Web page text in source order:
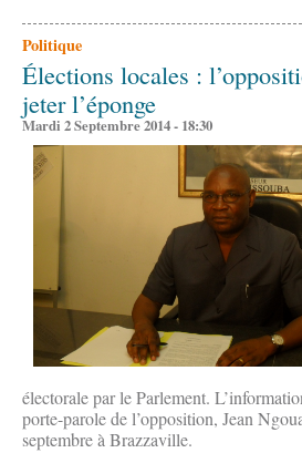
Politique
Élections locales :
jeter l’éponge
Mardi 2 Septembre 2014 - 18:30
électorale par le Parlement.
porte-parole de l’opposition, Jean
septembre à Brazzaville.